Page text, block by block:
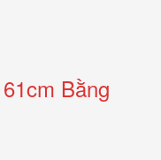
Bằng